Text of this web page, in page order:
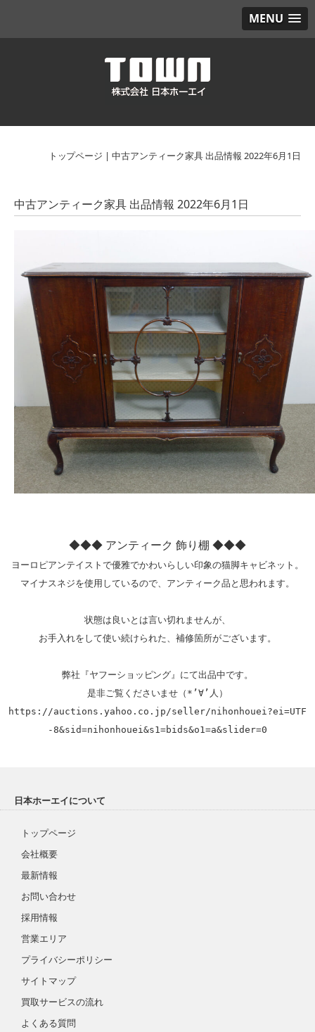
MENU
トップページ |中古アンティーク家具 出品情報 2022年6月1日
中古アンティーク家具 出品情報 2022年6月1日
◆◆◆ アンティーク 飾り棚 ◆◆◆
ヨーロピアンテイストで優雅でかわいらしい印象の猫脚キャビネット。
マイナスネジを使用しているので、アンティーク品と思われます。
状態は良いとは言い切れませんが、
お手入れをして使い続けられた、補修箇所がございます。
弊社『ヤフーショッピング』にて出品中です。
https://auctions.yahoo.co.jp/seller/nihonhouei?ei=UTF
-8&sid=nihonhouei&s1=bids&o1=a&slider=0
日本ホーエイについて
トップページ
会社概要
最新情報
お問い合わせ
採用情報
営業エリア
プライバシーポリシー
サイトマップ
買取サービスの流れ
よくある質問